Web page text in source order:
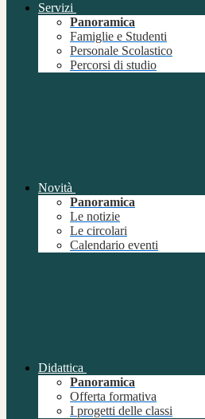
Servizi
Panoramica
Famiglie e Studenti
Personale Scolastico
Percorsi di studio
Novità
Panoramica
Le notizie
Le circolari
Calendario eventi
Didattica
Panoramica
Offerta formativa
I progetti delle classi